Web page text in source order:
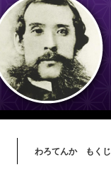
わろてんか もくじ